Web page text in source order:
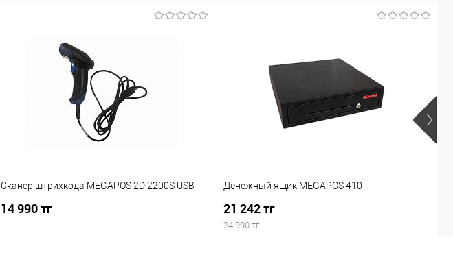
Сканер штрихкода MEGAPOS 2D 2200S USB
14 990 тг
Денежный ящик MEGAPOS 410
21 242 тг
24 990 тг